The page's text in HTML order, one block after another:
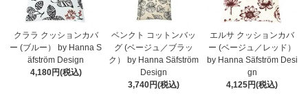
クララ クッションカバ
ー (ブルー） by Hanna S
äfström Design
4,180円(税込)
ベンクト コットンバッ
グ (ベージュ／ブラッ
ク） by Hanna Säfström
Design
3,740円(税込)
エルサ クッションカバ
ー (ベージュ／レッド）
by Hanna Säfström Desi
gn
4,125円(税込)